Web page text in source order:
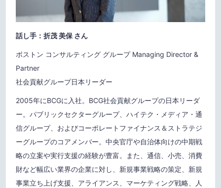
話し手：折茂 美保 さん
ボストン コンサルティング グループ Managing Director &
Partner
社会貢献グループ日本リーダー
2005年にBCGに入社。BCG社会貢献グループの日本リーダ
ー。パブリックセクターグループ、ハイテク・メディア・通
信グループ、およびコーポレートファイナンス＆ストラテジ
ーグループのコアメンバー。中央官庁や自治体向けの中期戦
略の立案や実行支援の経験が豊富。また、通信、小売、消費
財など幅広い業界の企業に対し、新規事業戦略の策定、新規
事業立ち上げ支援、アライアンス、マーケティング戦略、人